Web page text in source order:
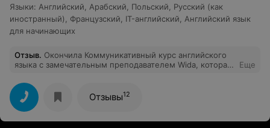
Языки: Английский Арабский Польский
Русский (как
иностранный)
Французский IT-английский
Английский язык
для начинающих
Отзыв. Окончила Коммуникативный курс английского
языка с замечательным преподавателем Wida, которая
такую тёплую дружескую атмосферу, которая царила
на наших занятиях. Всегда ездила с предвкушением
чего-то нового и интересного. Обучаясь у носителя
языка, стала по-другому слышать и говорить по-
английски, что не может не радовать) Всем, кто хочет
Еще
Отзывы12